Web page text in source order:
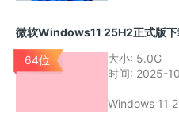
00.6725 X64
要版本，针
优化。
微软Windows11 25H2正式版
64位 大小: 5.0G
时间: 2025-
Windows 11